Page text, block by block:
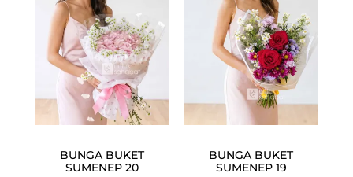
BUNGA BUKET
SUMENEP 20
BUNGA BUKET
SUMENEP 19